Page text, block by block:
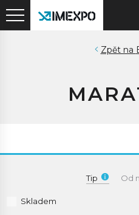
Tip Od
Skladem